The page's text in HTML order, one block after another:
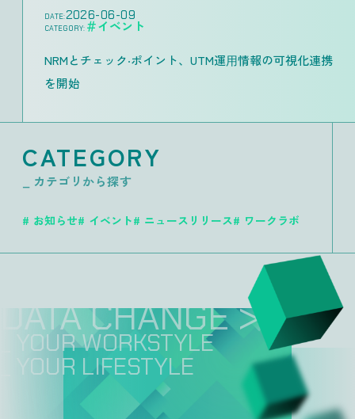
DATE:2026-06-09
CATEGORY: ＃イベント
NRMとチェック‧ポイント、UTM運⽤情報の可視化連携
を開始
CATEGORY
_ カテゴリから探す
お知らせ イベント ニュースリリース ワークラボ
DATA CHANGE >>
_ YOUR WORKSTYLE
_ YOUR LIFESTYLE